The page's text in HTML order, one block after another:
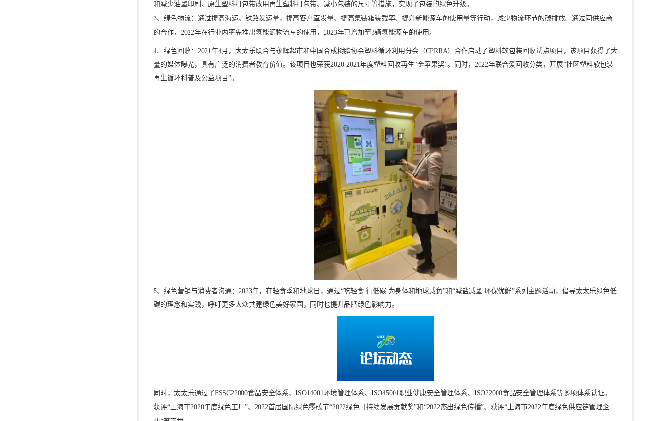
和减少油墨印刷、原生塑料打包带改用再生塑料打包带、减小包装的尺寸等措施，实现了包装的绿色升级。
3、绿色物流：通过提高海运、铁路发运量，提高客户直发量、提高集装箱装载率、提升新能源车的使用量等行动，减少物流环节的碳排放。通过同供应商
的合作，2022年在行业内率先推出氢能源物流车的使用，2023年已增加至3辆氢能源车的使用。
4、绿色回收：2021年4月，太太乐联合与永辉超市和中国合成树脂协会塑料循环利用分会（CPRRA）合作启动了塑料软包装回收试点项目，该项目获得了大
量的媒体曝光，具有广泛的消费者教育价值。该项目也荣获2020-2021年度塑料回收再生“金苹果奖”。同时，2022年联合爱回收分类，开展“社区塑料软包装
再生循环科普及公益项目”。
5、绿色营销与消费者沟通：2023年，在轻食季和地球日，通过“吃轻食 行低碳 为身体和地球减负”和“减盐减墨 环保优鲜”系列主题活动，倡导太太乐绿色低
碳的理念和实践，呼吁更多大众共建绿色美好家园，同时也提升品牌绿色影响力。
同时，太太乐通过了FSSC22000食品安全体系、ISO14001环境管理体系、ISO45001职业健康安全管理体系、ISO22000食品安全管理体系等多项体系认证。
获评“上海市2020年度绿色工厂”、2022首届国际绿色零碳节“2022绿色可持续发展贡献奖”和“2022杰出绿色传播”、获评“上海市2022年度绿色供应链管理企